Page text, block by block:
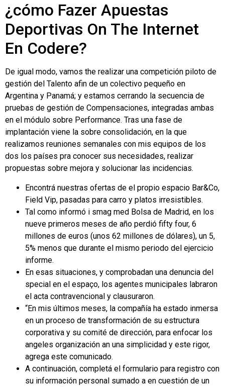
¿cómo Fazer Apuestas
Deportivas On The Internet
En Codere?
De igual modo, vamos the realizar una competición piloto de
gestión del Talento afin de un colectivo pequeño en
Argentina y Panamá; y estamos cerrando la secuencia de
pruebas de gestión de Compensaciones, integradas ambas
en el módulo sobre Performance. Tras una fase de
implantación viene la sobre consolidación, en la que
realizamos reuniones semanales con mis equipos de los
dos los países pra conocer sus necesidades, realizar
propuestas sobre mejora y solucionar las incidencias.
Encontrá nuestras ofertas de el propio espacio Bar&Co,
Field Vip, pasadas para carro y platos irresistibles.
Tal como informó i smag med Bolsa de Madrid, en los
nueve primeros meses de año perdió fifty four, 6
millones de euros (unos 62 millones de dólares), un 5,
5% menos que durante el mismo periodo del ejercicio
informe.
En esas situaciones, y comprobadan una denuncia del
special en el espaço, los agentes municipales labraron
el acta contravencional y clausuraron.
“En mis últimos meses, la compañía ha estado inmersa
en un proceso de transformación de su estructura
corporativa y su comité de dirección, para enfocar los
angeles organización an una simplicidad y este rigor,
agrega este comunicado.
A continuación, completá el formulario para registro con
su información personal sumado a en cuestión de un